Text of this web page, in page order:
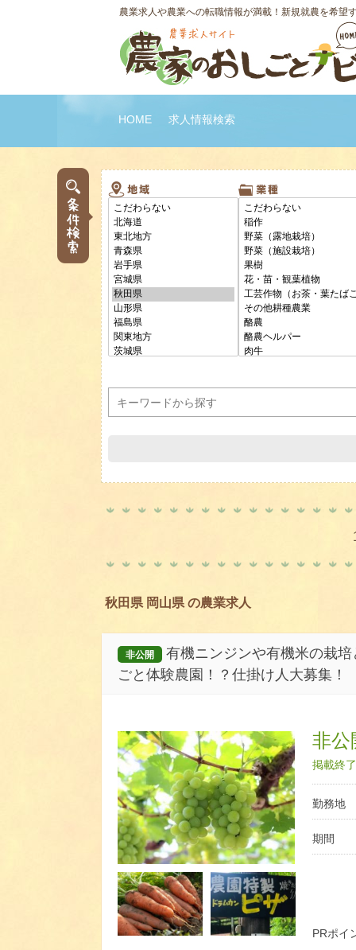
農業求人や農業への転職情報が満載！新規就農を希望
HOME 求人情報検索
秋田県 岡山県 の農業求人
非公開
有機ニンジンや有機米の栽
ごと体験農園！？仕掛け人大募集！
非公
掲載終
勤務地
期間
PRポイ